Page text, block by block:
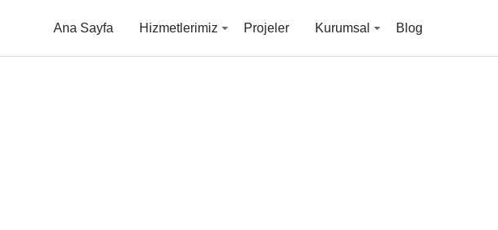
Ana Sayfa Hizmetlerimiz Projeler Kurumsal Blog